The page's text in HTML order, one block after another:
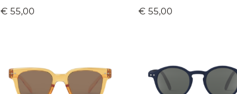
€ 55,00 € 55,00